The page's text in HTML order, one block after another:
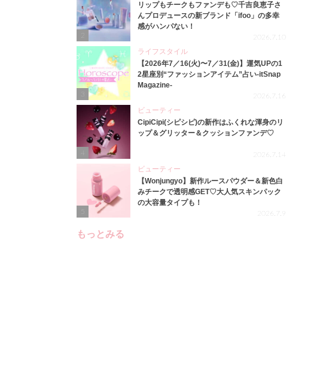
リップもチークもファンデも♡千吉良恵子さ
んプロデュースの新ブランド「ifoo」の多幸
感がハンパない！
2026.7.10
3
ライフスタイル
【2026年7／16(火)〜7／31(金)】運気UPの1
2星座別“ファッションアイテム”占い-itSnap
Magazine-
2026.7.16
4
ビューティー
CipiCipi(シピシピ)の新作はふくれな渾身のリ
ップ＆グリッター＆クッションファンデ♡
2026.7.14
ビューティー
【Wonjungyo】新作ルースパウダー＆新色白
みチークで透明感GET♡大人気スキンパック
の大容量タイプも！
2026.7.9
もっとみる